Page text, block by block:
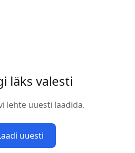
läks valesti
lehte uuesti laadida.
uuesti